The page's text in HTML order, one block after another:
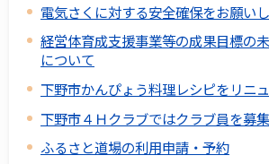
電気さくに対する安全確保をお願い
経営体育成支援事業等の成果目標の
について
下野市かんぴょう料理レシピをリニ
下野市４Ｈクラブではクラブ員を募
ふるさと道場の利用申請・予約